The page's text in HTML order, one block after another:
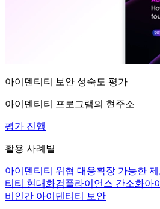
아이덴티티 보안 성숙도 평가
아이덴티티 프로그램의 현주소
평가 진행
활용 사례별
아이덴티티 위협 대응확장 가능한
티티 현대화컴플라이언스 간소화아
비인간 아이덴티티 보안